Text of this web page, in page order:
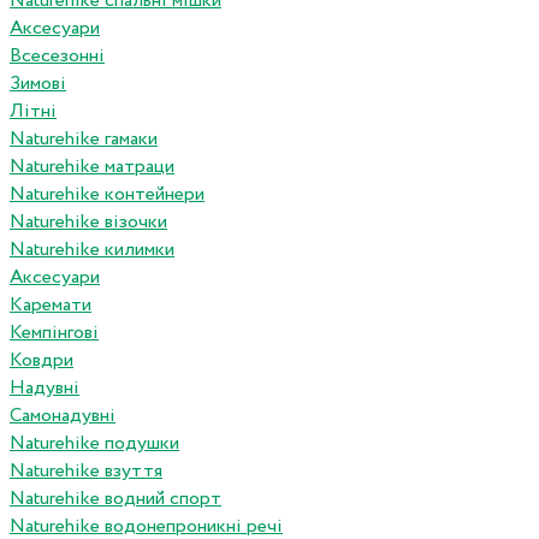
Аксесуари
Всесезонні
Зимові
Літні
Naturehike гамаки
Naturehike матраци
Naturehike контейнери
Naturehike візочки
Naturehike килимки
Аксесуари
Каремати
Кемпінгові
Ковдри
Надувні
Самонадувні
Naturehike подушки
Naturehike взуття
Naturehike водний спорт
Naturehike водонепроникні речі